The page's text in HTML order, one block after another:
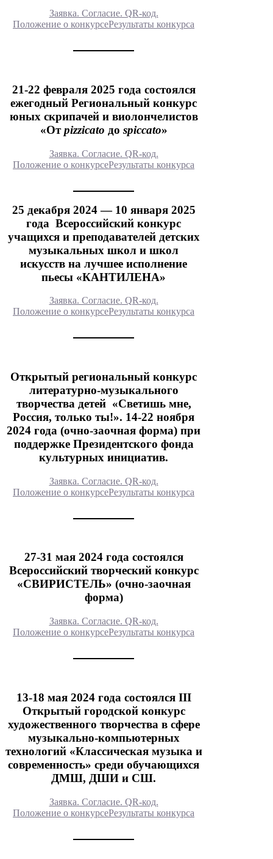
Заявка. Согласие. QR-код.
Положение о конкурсеРезультаты конкурса
21-22 февраля 2025 года состоялся
ежегодный Региональный конкурс
юных скрипачей и виолончелистов
«Отpizzicato до spiccato»
Заявка. Согласие. QR-код.
Положение о конкурсеРезультаты конкурса
25 декабря 2024 — 10 января 2025
года Всероссийский конкурс
учащихся и преподавателей детских
музыкальных школ и школ
искусств на лучшее исполнение
пьесы «КАНТИЛЕНА»
Заявка. Согласие. QR-код.
Положение о конкурсеРезультаты конкурса
Открытый региональный конкурс
литературно-музыкального
творчества детей «Светишь мне,
Россия, только ты!». 14-22 ноября
2024 года (очно-заочная форма) при
поддержке Президентского фонда
культурных инициатив.
Заявка. Согласие. QR-код.
Положение о конкурсеРезультаты конкурса
27-31 мая 2024 года состоялся
Всероссийский творческий конкурс
«СВИРИСТЕЛЬ» (очно-заочная
форма)
Заявка. Согласие. QR-код.
Положение о конкурсеРезультаты конкурса
13-18 мая 2024 года состоялся III
Открытый городской конкурс
художественного творчества в сфере
музыкально-компьютерных
технологий «Классическая музыка и
современность» среди обучающихся
ДМШ, ДШИ и СШ.
Заявка. Согласие. QR-код.
Положение о конкурсеРезультаты конкурса